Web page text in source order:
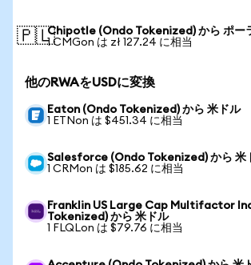
🇵🇱Chipotle (Ondo Tokenized) から ポー
1 CMGon は zł 127.24 に相当
他のRWAをUSDに変換
Eaton (Ondo Tokenized) から 米ドル
1 ETNon は $451.34 に相当
Salesforce (Ondo Tokenized) から 米
1 CRMon は $185.62 に相当
Franklin US Large Cap Multifactor
Tokenized) から 米ドル
1 FLQLon は $79.76 に相当